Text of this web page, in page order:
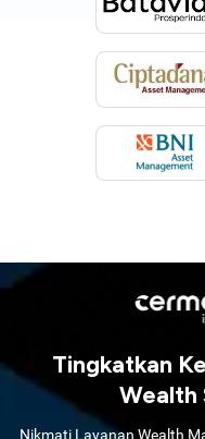
Tingkatkan
Wealth
Nikmati Layanan Wealth